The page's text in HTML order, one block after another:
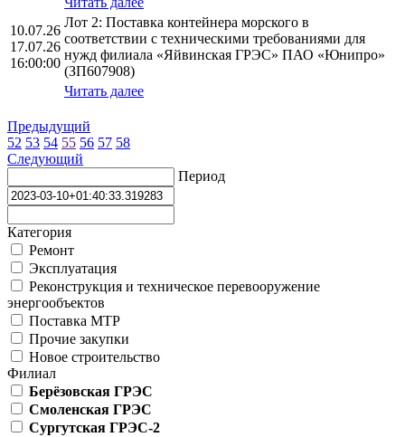
10.07.26
17.07.26
16:00:00
Лот 2: Поставка контейнера морского в
соответствии с техническими требованиями для
нужд филиала «Яйвинская ГРЭС» ПАО «Юнипро»
(ЗП607908)
Читать далее
Предыдущий
52 53 54 55 56 57 58
Следующий
Период
Категория
Ремонт
Эксплуатация
Реконструкция и техническое перевооружение
энергообъектов
Поставка МТР
Прочие закупки
Новое строительство
Филиал
Берёзовская ГРЭС
Смоленская ГРЭС
Сургутская ГРЭС-2